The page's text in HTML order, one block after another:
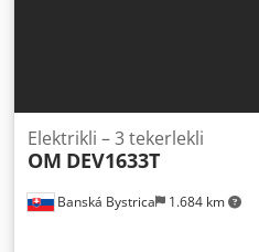
Banská Bystrica 1.684 km
Elektrikli – 3 tekerlekli
OM DEV1633T